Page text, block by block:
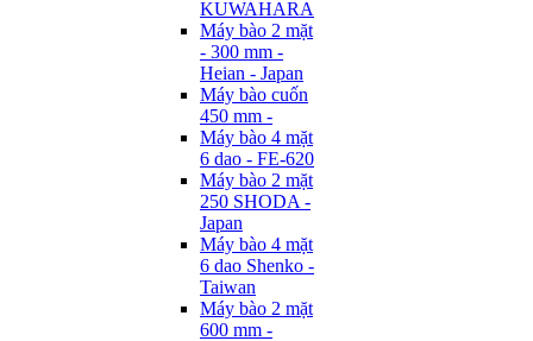
KUWAHARA
Máy bào 2 mặt
- 300 mm -
Heian - Japan
Máy bào cuốn
450 mm -
Máy bào 4 mặt
6 dao - FE-620
Máy bào 2 mặt
250 SHODA -
Japan
Máy bào 4 mặt
6 dao Shenko -
Taiwan
Máy bào 2 mặt
600 mm -